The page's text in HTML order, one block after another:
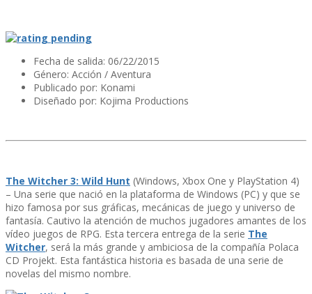
Fecha de salida: 06/22/2015
Género: Acción / Aventura
Publicado por: Konami
Diseñado por: Kojima Productions
The Witcher 3: Wild Hunt (Windows, Xbox One y PlayStation 4)
– Una serie que nació en la plataforma de Windows (PC) y que se
hizo famosa por sus gráficas, mecánicas de juego y universo de
fantasí­a. Cautivo la atención de muchos jugadores amantes de los
ví­deo juegos de RPG. Esta tercera entrega de la serie The
Witcher, será la más grande y ambiciosa de la compañí­a Polaca
CD Projekt. Esta fantástica historia es basada de una serie de
novelas del mismo nombre.